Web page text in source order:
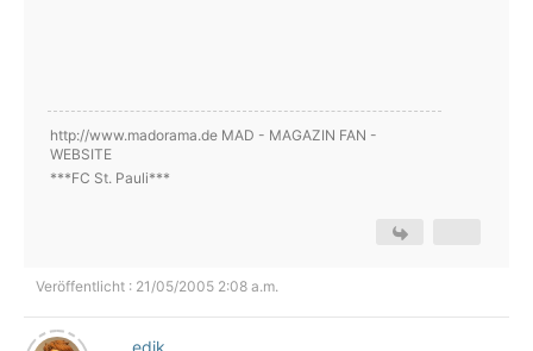
http://www.madorama.de MAD - MAGAZIN FAN -
WEBSITE
***FC St. Pauli***
Veröffentlicht : 21/05/2005 2:08 a.m.
edik